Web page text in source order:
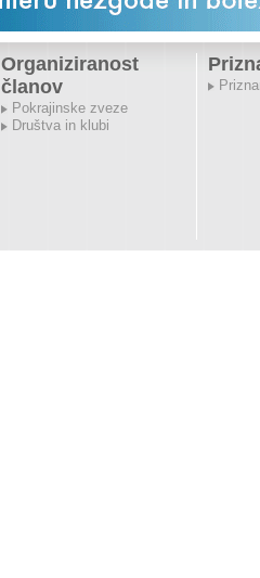
Organiziranost
članov
Pokrajinske zveze
Društva in klubi